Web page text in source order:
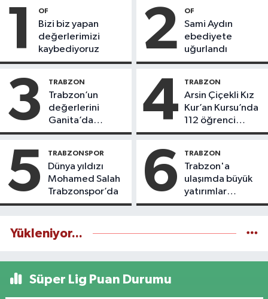
1 OF
Bizi biz yapan
değerlerimizi
kaybediyoruz
2 OF
Sami Aydın
ebediyete
uğurlandı
3 TRABZON
Trabzon’un
değerlerini
Ganita’da
yaşatıyoruz
4 TRABZON
Arsin Çiçekli Kız
Kur’an Kursu’nda
112 öğrenci
icazet aldı
5 TRABZONSPOR
Dünya yıldızı
Mohamed Salah
Trabzonspor’da
6 TRABZON
Trabzon'a
ulaşımda büyük
yatırımlar
yapılıyor
Yükleniyor...
Süper Lig Puan Durumu